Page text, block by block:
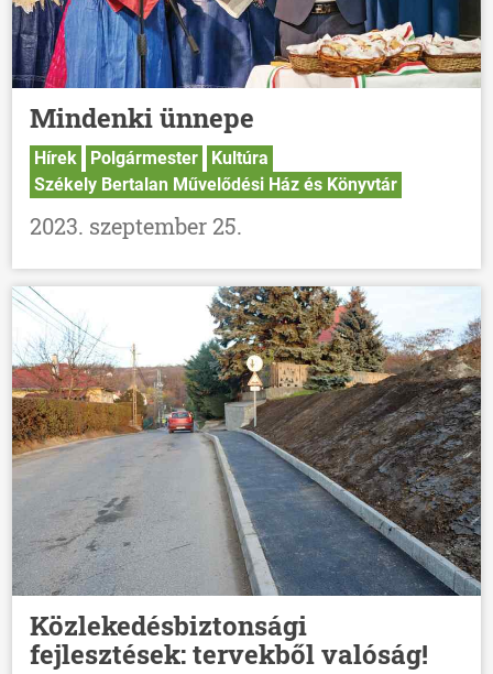
Mindenki ünnepe
Hírek Polgármester
Kultúra
Székely Bertalan Művelődési Ház és Könyvtár
2023. szeptember 25.
Közlekedésbiztonsági
fejlesztések: tervekből valóság!